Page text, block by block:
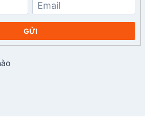
GỬI